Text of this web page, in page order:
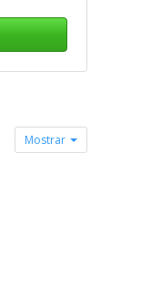
Mostrar